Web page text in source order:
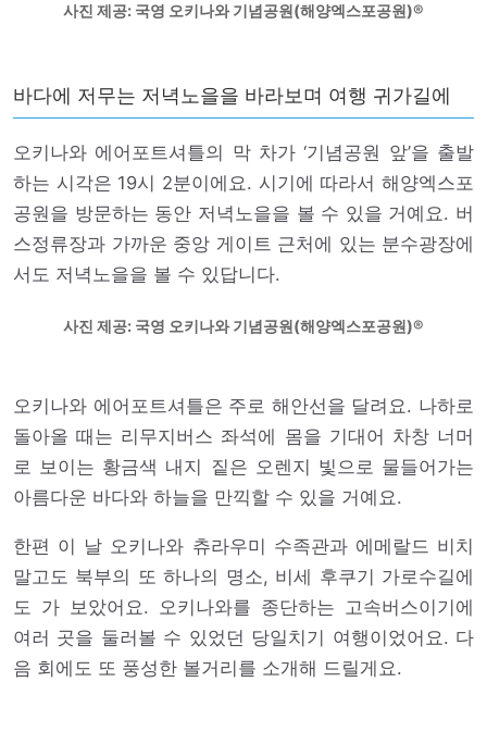
사진 제공: 국영 오키나와 기념공원(해양엑스포공원)
바다에 저무는 저녁노을을 바라보며 여행 귀가길에
오키나와 에어포트셔틀의 막 차가 ‘기념공원 앞’을 출발
하는 시각은 19시 2분이에요. 시기에 따라서 해양엑스포
공원을 방문하는 동안 저녁노을을 볼 수 있을 거예요. 버
스정류장과 가까운 중앙 게이트 근처에 있는 분수광장에
서도 저녁노을을 볼 수 있답니다.
사진 제공: 국영 오키나와 기념공원(해양엑스포공원)
오키나와 에어포트셔틀은 주로 해안선을 달려요. 나하로
돌아올 때는 리무지버스 좌석에 몸을 기대어 차창 너머
로 보이는 황금색 내지 짙은 오렌지 빛으로 물들어가는
아름다운 바다와 하늘을 만끽할 수 있을 거예요.
한편 이 날 오키나와 츄라우미 수족관과 에메랄드 비치
말고도 북부의 또 하나의 명소, 비세 후쿠기 가로수길에
도 가 보았어요. 오키나와를 종단하는 고속버스이기에
여러 곳을 둘러볼 수 있었던 당일치기 여행이었어요. 다
음 회에도 또 풍성한 볼거리를 소개해 드릴게요.